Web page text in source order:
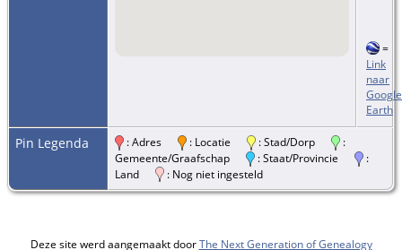
=
Link
naar
Google
Earth
Pin Legenda : Adres : Locatie : Stad/Dorp
:
Gemeente/Graafschap
: Staat/Provincie
:
Land
: Nog niet ingesteld
Deze site werd aangemaakt doorThe Next Generation of Genealogy